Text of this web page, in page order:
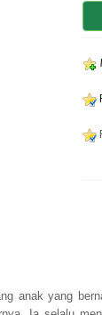
anak yang